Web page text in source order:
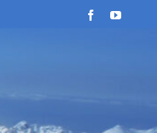
Facebook